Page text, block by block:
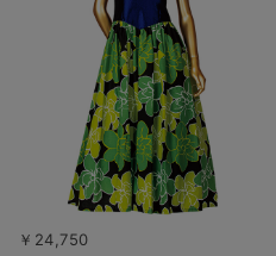
￥24,750